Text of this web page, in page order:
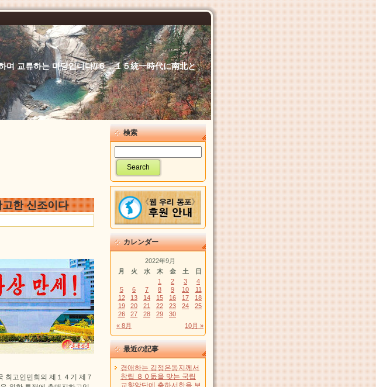
교류하는 마당입니다//６．１５統一時代に南北と
한 신조이다
최고인민회의 제１４기 제７
検索
カレンダー
2022年9月
月
火 水 木 金 土 日
« 8月 10月 »
1 2 3
4
5
6 7 8 9 10
11
12
13 14 15 16 17
18
19
20 21 22 23 24
25
26
27 28 29 30
最近の記事
경애하는 김정은동지께서
창립 ８０돐을 맞는 국립
교향악단에 축하서한을 보